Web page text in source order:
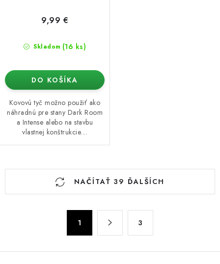
Skladom (16 ks)
9,99 €
DO KOŠÍKA
Kovovú tyč možno použiť ako
náhradnú pre stany Dark Room
a Intense alebo na stavbu
vlastnej konštrukcie....
O
c
NAČÍTAŤ 39 ĎALŠÍCH
á
1 3